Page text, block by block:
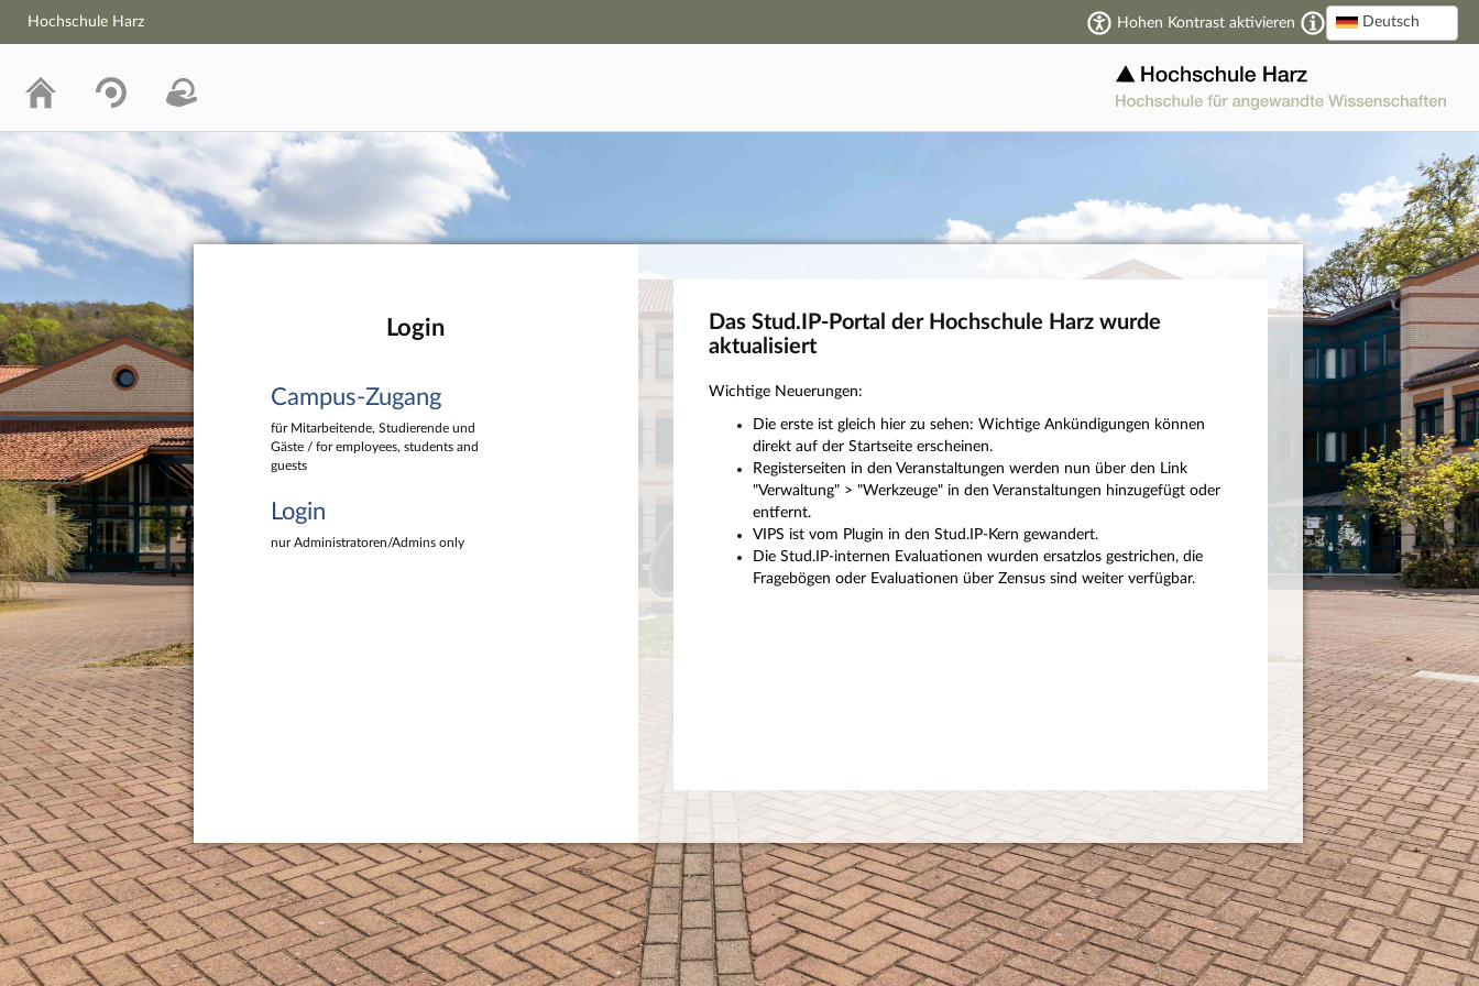
Hauptnavigation
Fußzeile
Hochschule Harz Hohen Kontrast aktivieren Deutsch
Hochschule Harz
Login
Campus-Zugang
für Mitarbeitende, Studierende und
Gäste / for employees, students and
guests
Login
nur Administratoren/Admins only
Das Stud.IP-Portal der Hochschule Harz wurde
aktualisiert
Wichtige Neuerungen:
Die erste ist gleich hier zu sehen: Wichtige Ankündigungen können
direkt auf der Startseite erscheinen.
Registerseiten in den Veranstaltungen werden nun über den Link
"Verwaltung" > "Werkzeuge" in den Veranstaltungen hinzugefügt oder
entfernt.
VIPS ist vom Plugin in den Stud.IP-Kern gewandert.
Die Stud.IP-internen Evaluationen wurden ersatzlos gestrichen, die
Fragebögen oder Evaluationen über Zensus sind weiter verfügbar.